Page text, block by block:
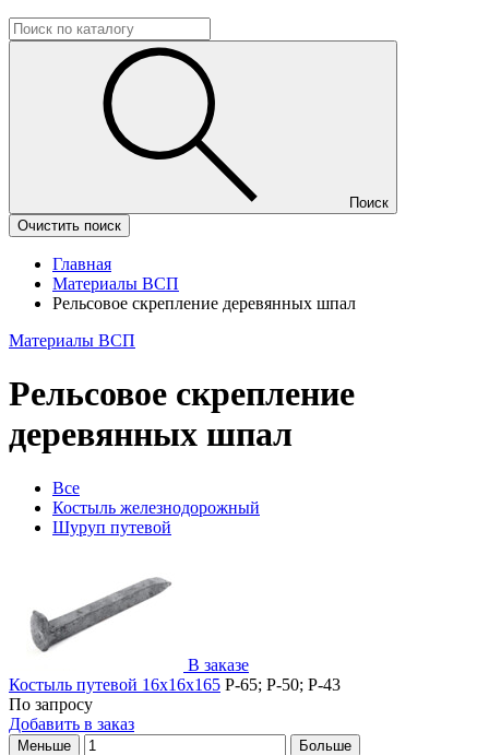
Поиск
Очистить поиск
Главная
Материалы ВСП
Рельсовое скрепление деревянных шпал
Материалы ВСП
Рельсовое скрепление
деревянных шпал
Все
Костыль железнодорожный
Шуруп путевой
В заказе
Костыль путевой 16х16х165 Р-65; Р-50; Р-43
По запросу
Добавить в заказ
Меньше Больше